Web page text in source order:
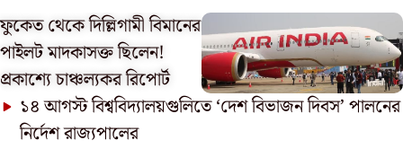
ফুকেত থেকে দিল্লিগামী বিমানের
পাইলট মাদকাসক্ত ছিলেন!
প্রকাশ্যে চাঞ্চল্যকর রিপোর্ট
১৪ আগস্ট বিশ্ববিদ্যালয়গুলিতে ‘দেশ বিভাজন দিবস’ পালনের
নির্দেশ রাজ্যপালের